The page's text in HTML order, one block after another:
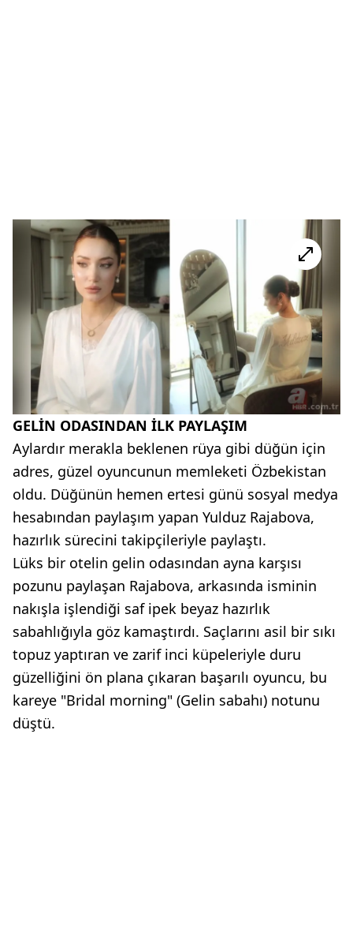
GELİN ODASINDAN İLK PAYLAŞIM
Aylardır merakla beklenen rüya gibi düğün için
adres, güzel oyuncunun memleketi Özbekistan
oldu. Düğünün hemen ertesi günü sosyal medya
hesabından paylaşım yapan Yulduz Rajabova,
hazırlık sürecini takipçileriyle paylaştı.
Lüks bir otelin gelin odasından ayna karşısı
pozunu paylaşan Rajabova, arkasında isminin
nakışla işlendiği saf ipek beyaz hazırlık
sabahlığıyla göz kamaştırdı. Saçlarını asil bir sıkı
topuz yaptıran ve zarif inci küpeleriyle duru
güzelliğini ön plana çıkaran başarılı oyuncu, bu
kareye "Bridal morning" (Gelin sabahı) notunu
düştü.